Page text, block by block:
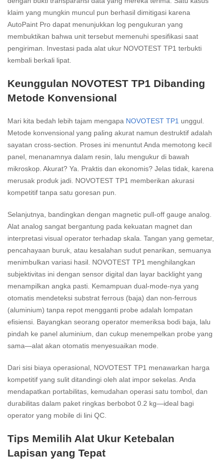
klaim yang mungkin muncul pun berhasil dimitigasi karena
AutoPaint Pro dapat menunjukkan log pengukuran yang
membuktikan bahwa unit tersebut memenuhi spesifikasi saat
pengiriman. Investasi pada alat ukur NOVOTEST TP1 terbukti
kembali berkali lipat.
Keunggulan NOVOTEST TP1 Dibanding
Metode Konvensional
Mari kita bedah lebih tajam mengapa NOVOTEST TP1 unggul.
Metode konvensional yang paling akurat namun destruktif adalah
sayatan cross-section. Proses ini menuntut Anda memotong kecil
panel, menanamnya dalam resin, lalu mengukur di bawah
mikroskop. Akurat? Ya. Praktis dan ekonomis? Jelas tidak, karena
merusak produk jadi. NOVOTEST TP1 memberikan akurasi
kompetitif tanpa satu goresan pun.
Selanjutnya, bandingkan dengan magnetic pull-off gauge analog.
Alat analog sangat bergantung pada kekuatan magnet dan
interpretasi visual operator terhadap skala. Tangan yang gemetar,
pencahayaan buruk, atau kesalahan sudut penarikan, semuanya
menimbulkan variasi hasil. NOVOTEST TP1 menghilangkan
subjektivitas ini dengan sensor digital dan layar backlight yang
menampilkan angka pasti. Kemampuan dual-mode-nya yang
otomatis mendeteksi substrat ferrous (baja) dan non-ferrous
(aluminium) tanpa repot mengganti probe adalah lompatan
efisiensi. Bayangkan seorang operator memeriksa bodi baja, lalu
pindah ke panel aluminium, dan cukup menempelkan probe yang
sama—alat akan otomatis menyesuaikan mode.
Dari sisi biaya operasional, NOVOTEST TP1 menawarkan harga
kompetitif yang sulit ditandingi oleh alat impor sekelas. Anda
mendapatkan portabilitas, kemudahan operasi satu tombol, dan
durabilitas dalam paket ringkas berbobot 0.2 kg—ideal bagi
operator yang mobile di lini QC.
Tips Memilih Alat Ukur Ketebalan
Lapisan yang Tepat